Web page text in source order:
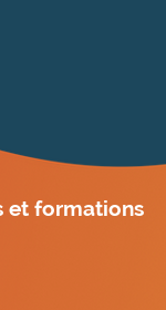
et formations